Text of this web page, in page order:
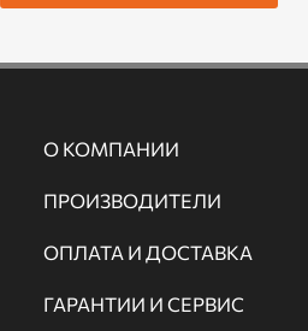
О КОМПАНИИ
ПРОИЗВОДИТЕЛИ
ОПЛАТА И ДОСТАВКА
ГАРАНТИИ И СЕРВИС